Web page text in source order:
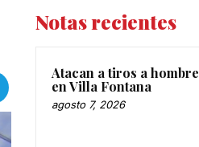
Notas recientes
Atacan a tiros a hombre
en Villa Fontana
agosto 7, 2026